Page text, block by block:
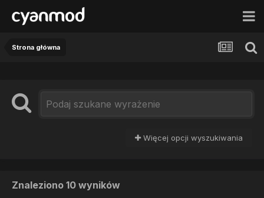
Strona główna
Więcej opcji wyszukiwania
Znaleziono 10 wyników